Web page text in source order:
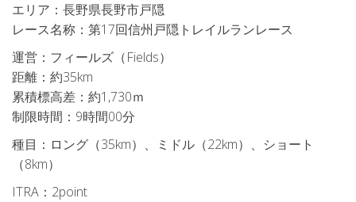
エリア：長野県長野市戸隠
レース名称：第17回信州戸隠トレイルランレース
運営：フィールズ（Fields）
距離：約35km
累積標高差：約1,730ｍ
制限時間：9時間00分
種目：ロング（35km）、ミドル（22km）、ショート
（8km）
ITRA：2point